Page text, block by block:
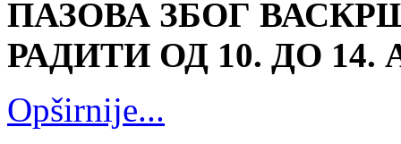
ПАЗОВА ЗБОГ
РАДИТИ ОД 10. ДО 14.
Opširnije...